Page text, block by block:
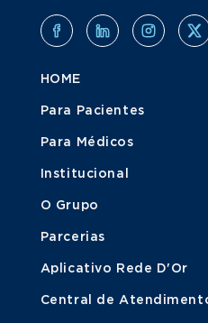
HOME
Para Pacientes
Para Médicos
Institucional
O Grupo
Parcerias
Aplicativo Rede D'Or
Central de